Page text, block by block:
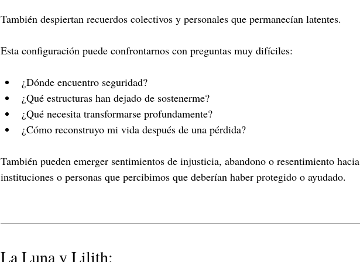
También despiertan recuerdos colectivos y personales que permanecían latentes.
Esta configuración puede confrontarnos con preguntas muy difíciles:
¿Dónde encuentro seguridad?
¿Qué estructuras han dejado de sostenerme?
¿Qué necesita transformarse profundamente?
¿Cómo reconstruyo mi vida después de una pérdida?
También pueden emerger sentimientos de injusticia, abandono o resentimiento
instituciones o personas que percibimos que deberían haber protegido o ayudado.
La Luna y Lilith: